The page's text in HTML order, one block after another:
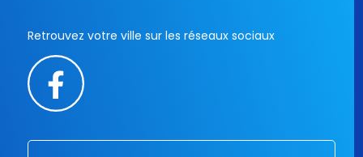
Retrouvez votre ville sur les réseaux sociaux